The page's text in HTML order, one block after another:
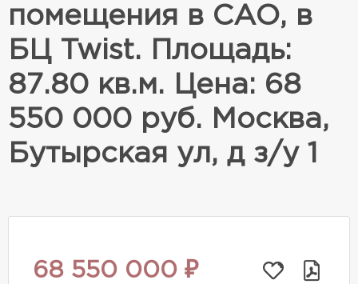
помещения в САО, в
БЦ Twist. Площадь:
87.80 кв.м. Цена: 68
550 000 руб. Москва,
Бутырская ул, д з/у 1
68 550 000 ₽